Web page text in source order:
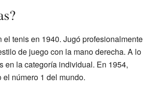
tenis en 1940. Jugó profesionalmente
de juego con la mano derecha. A lo
en la categoría individual. En 1954,
número 1 del mundo.